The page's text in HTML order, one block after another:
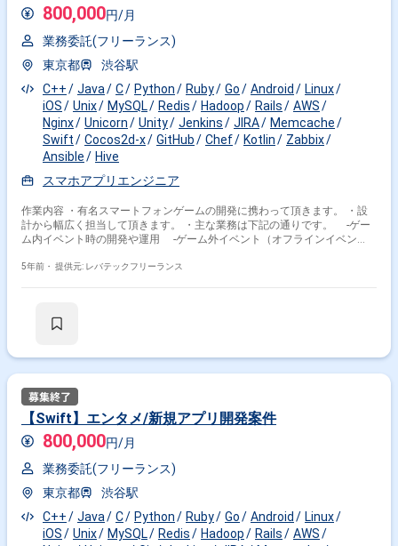
800,000円/月
業務委託(フリーランス)
東京都
渋谷駅
C++
Java C Python Ruby Go Android
Linux
iOS
Unix MySQL Redis Hadoop Rails
AWS
Nginx
Unicorn Unity Jenkins JIRA
Memcache
Swift
Cocos2d-x GitHub Chef Kotlin
Zabbix
Ansible
Hive
スマホアプリエンジニア
作業内容 ・有名スマートフォンゲームの開発に携わって頂きます。 ・設
計から幅広く担当して頂きます。 ・主な業務は下記の通りです。 -ゲー
ム内イベント時の開発や運用 -ゲーム外イベント（オフラインイベン
とのMTG -開発効率を上げるツールや環境の設計や構築および運用 -ビ
5年前・ 提供元: レバテックフリーランス
【Swift】エンタメ/新規アプリ開発案件
800,000円/月
業務委託(フリーランス)
東京都
渋谷駅
C++
Java C Python Ruby Go Android
Linux
iOS
Unix MySQL Redis Hadoop Rails
AWS